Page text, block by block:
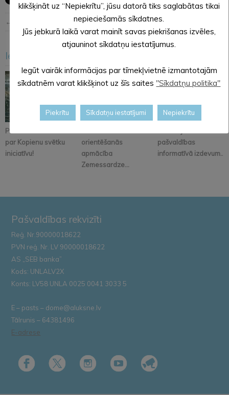
← Iepriekšējā ziņa
Iesakām arī šo
Pastāsti savas domas
par Kopienu svētku
iniciatīvu!
orientēšanās
apmācība
Zemessardze...
pašvaldības
informatīvā izdevum...
Pašvaldības rekvizīti
Reģ. Nr.90000018622
PVN reģ. Nr. LV 90000018622
AS „SEB banka”
Kods: UNLALV2X
Konts: LV58 UNLA 0025 0041 3033 5
E – pasts – dome@aluksne.lv
Tālrunis – 64381496
E-adrese
klikšķināt uz “Nepiekrītu”, jūsu datorā tiks saglabātas tikai
nepieciešamās sīkdatnes.
Jūs jebkurā laikā varat mainīt savas piekrišanas izvēles,
atjauninot sīkdatņu iestatījumus.
Iegūt vairāk informācijas par tīmekļvietnē izmantotajām
sīkdatnēm varat klikšķinot uz šīs saites "Sīkdatņu politika"
Piekrītu Sīkdatņu iestatījumi Nepiekrītu